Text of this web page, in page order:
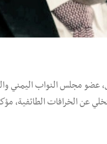
دعا الشيخ ناصر باجيل، عضو مجلس
عن الخرافات الطائفية،